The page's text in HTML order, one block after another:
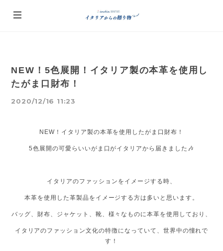
NEW！5色展開！イタリア製の本革を使用し
たがま口財布！
2020/12/16 11:23
NEW！イタリア製の本革を使用したがま口財布！
5色展開の可愛らいいがま口がイタリアから届きました🎶
イタリアのファッションをイメージする時、
本革を使用した革製品をイメージする方は多いと思います。
バッグ、財布、ジャケット、靴、様々なものに本革を使用しており、
イタリアのファッション文化の特徴になっていて、世界中の憧れで
す！